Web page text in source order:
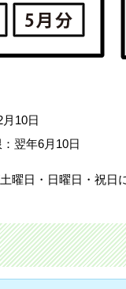
10日
翌年6月10日
曜日・日曜日・祝日